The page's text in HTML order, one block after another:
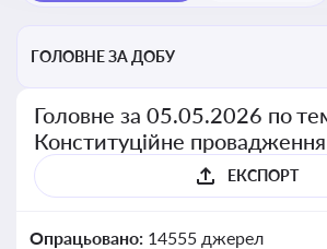
ГОЛОВНЕ ЗА ДОБУ
Головне за 05.05.2026 по
Конституційне провадження
ЕКСПОРТ
Опрацьовано: 14555 джерел